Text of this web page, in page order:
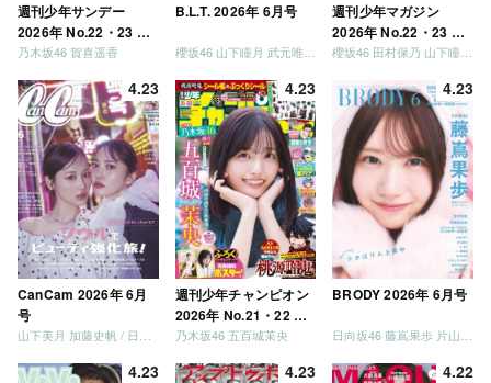
週刊少年サンデー
2026年 No.22・23 合
併号
乃木坂46 賀喜遥香
B.L.T. 2026年 6月号
櫻坂46 山下瞳月 武元唯衣 / 乃木坂46 海邉朱莉
週刊少年マガジン
2026年 No.22・23 合
併号
4.23
CanCam 2026年 6月
号
4.23
週刊少年チャンピオン
2026年 No.21・22 合
併号
乃木坂46 五百城茉央
4.23
BRODY 2026年 6月号
4.23 4.23 4.22